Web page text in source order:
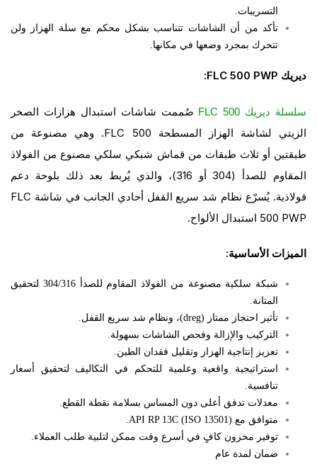
التسريبات.
تأكد من أن الشاشات تتناسب بشكل محكم مع سلة الهزاز ولن
تتحرك بمجرد وضعها في مكانها.
ديريك FLC 500 PWP:
سلسلة ديريك FLC 500
صُممت شاشات استبدال هزازات الصخر
الزيتي لشاشة الهزاز المسطحة FLC 500. وهي مصنوعة من
طبقتين أو ثلاث طبقات من قماش شبكي سلكي مصنوع من الفولاذ
المقاوم للصدأ (304 أو 316)، والذي يُربط بعد ذلك بلوحة دعم
فولاذية. يُسرّع نظام شد سريع القفل أحادي الجانب في شاشة FLC
500 PWP استبدال الألواح.
الميزات الأساسية:
شبكة سلكية مصنوعة من الفولاذ المقاوم للصدأ 304/316 لتحقيق
المتانة.
تأثير احتجاز ممتاز (dreg)، ونظام شد سريع القفل.
التركيب والإزالة وفحص الشاشات بسهولة.
تعزيز إنتاجية الهزاز وتقليل فقدان الطين.
استراتيجية واقعية وعلمية للتحكم في التكاليف لتحقيق أسعار
تنافسية.
معدلات تدفق أعلى دون المساس بسلامة نقطة القطع.
متوافق مع API RP 13C (ISO 13501).
توفير مخزون كافٍ في أسرع وقت ممكن لتلبية طلب العملاء.
ضمان لمدة عام